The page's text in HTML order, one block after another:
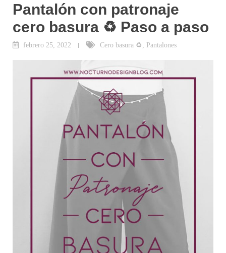
Pantalón con patronaje
cero basura ♻ Paso a paso
febrero 25, 2022 Cero basura ♻ Pantalones